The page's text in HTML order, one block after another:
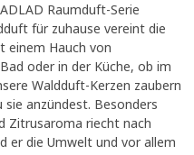
Raumduft-Serie
für zuhause vereint die
einem Hauch von
oder in der Küche, ob im
Waldduft-Kerzen zaubern
anzündest. Besonders
Zitrusaroma riecht nach
er die Umwelt und vor allem